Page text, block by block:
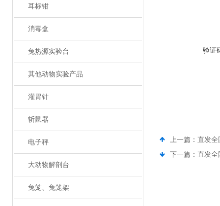
耳标钳
消毒盒
兔热源实验台
其他动物实验产品
灌胃针
斩鼠器
电子秤
大动物解剖台
兔笼、兔笼架
验证
上一篇： 直发全
下一篇： 直发全